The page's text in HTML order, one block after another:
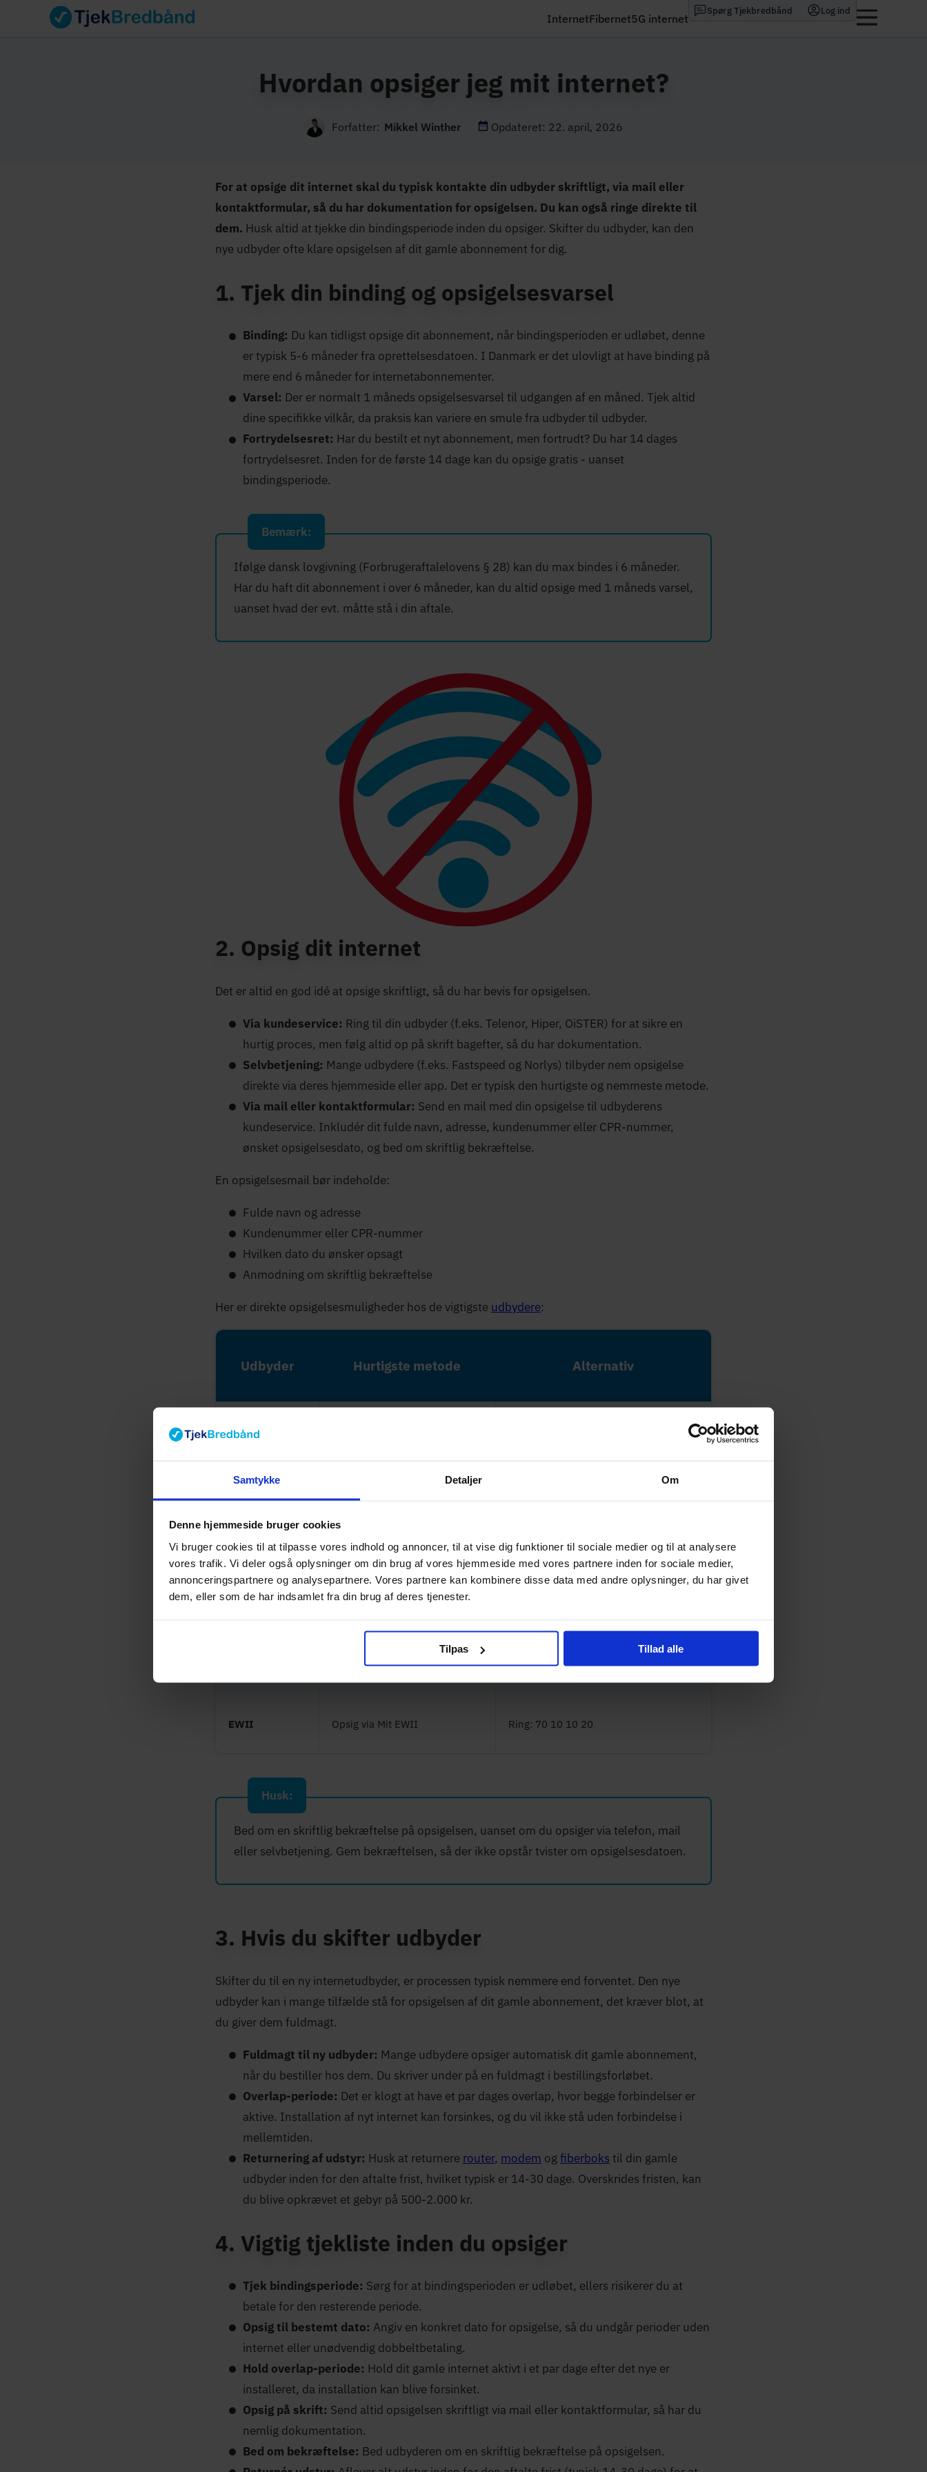
Samtykke Detaljer Om
Denne hjemmeside bruger cookies
Vi bruger cookies til at tilpasse vores indhold og annoncer, til at vise dig funktioner til sociale medier og til at analysere
vores trafik. Vi deler også oplysninger om din brug af vores hjemmeside med vores partnere inden for sociale medier,
annonceringspartnere og analysepartnere. Vores partnere kan kombinere disse data med andre oplysninger, du har givet
dem, eller som de har indsamlet fra din brug af deres tjenester.
Tilpas Tillad alle
InternetFibernet5G internet
Spørg Tjekbredbånd Log ind
Hvordan opsiger jeg mit internet?
Forfatter: Mikkel Winther Opdateret: 22. april, 2026
For at opsige dit internet skal du typisk kontakte din udbyder skriftligt, via mail eller
kontaktformular, så du har dokumentation for opsigelsen. Du kan også ringe direkte til
dem. Husk altid at tjekke din bindingsperiode inden du opsiger. Skifter du udbyder, kan den
nye udbyder ofte klare opsigelsen af dit gamle abonnement for dig.
1. Tjek din binding og opsigelsesvarsel
Binding: Du kan tidligst opsige dit abonnement, når bindingsperioden er udløbet, denne
er typisk 5-6 måneder fra oprettelsesdatoen. I Danmark er det ulovligt at have binding på
mere end 6 måneder for internetabonnementer.
Varsel: Der er normalt 1 måneds opsigelsesvarsel til udgangen af en måned. Tjek altid
dine specifikke vilkår, da praksis kan variere en smule fra udbyder til udbyder.
Fortrydelsesret: Har du bestilt et nyt abonnement, men fortrudt? Du har 14 dages
fortrydelsesret. Inden for de første 14 dage kan du opsige gratis - uanset
bindingsperiode.
Bemærk:
Ifølge dansk lovgivning (Forbrugeraftalelovens § 28) kan du max bindes i 6 måneder.
Har du haft dit abonnement i over 6 måneder, kan du altid opsige med 1 måneds varsel,
uanset hvad der evt. måtte stå i din aftale.
2. Opsig dit internet
Det er altid en god idé at opsige skriftligt, så du har bevis for opsigelsen.
Via kundeservice: Ring til din udbyder (f.eks. Telenor, Hiper, OiSTER) for at sikre en
hurtig proces, men følg altid op på skrift bagefter, så du har dokumentation.
Selvbetjening: Mange udbydere (f.eks. Fastspeed og Norlys) tilbyder nem opsigelse
direkte via deres hjemmeside eller app. Det er typisk den hurtigste og nemmeste metode.
Via mail eller kontaktformular: Send en mail med din opsigelse til udbyderens
kundeservice. Inkludér dit fulde navn, adresse, kundenummer eller CPR-nummer,
ønsket opsigelsesdato, og bed om skriftlig bekræftelse.
En opsigelsesmail bør indeholde:
Fulde navn og adresse
Kundenummer eller CPR-nummer
Hvilken dato du ønsker opsagt
Anmodning om skriftlig bekræftelse
Her er direkte opsigelsesmuligheder hos de vigtigste udbydere:
Udbyder Hurtigste metode Alternativ
Fastspeed
Norlys
Hiper Opsig via Mit Hiper app Chat eller mail via hiper.dk
Opsig via Mit Telenor
Opsig via OiSTER app Chat via oister.dk
EWII Opsig via Mit EWII Ring: 70 10 10 20
Husk:
Bed om en skriftlig bekræftelse på opsigelsen, uanset om du opsiger via telefon, mail
eller selvbetjening. Gem bekræftelsen, så der ikke opstår tvister om opsigelses­datoen.
3. Hvis du skifter udbyder
Skifter du til en ny internetudbyder, er processen typisk nemmere end forventet. Den nye
udbyder kan i mange tilfælde stå for opsigelsen af dit gamle abonnement, det kræver blot, at
du giver dem fuldmagt.
Fuldmagt til ny udbyder: Mange udbydere opsiger automatisk dit gamle abonnement,
når du bestiller hos dem. Du skriver under på en fuldmagt i bestillingsforløbet.
Overlap-periode: Det er klogt at have et par dages overlap, hvor begge forbindelser er
aktive. Installation af nyt internet kan forsinkes, og du vil ikke stå uden forbindelse i
mellemtiden.
Returnering af udstyr: Husk at returnere router, modem ogfiberboks til din gamle
udbyder inden for den aftalte frist, hvilket typisk er 14-30 dage. Overskrides fristen, kan
du blive opkrævet et gebyr på 500-2.000 kr.
4. Vigtig tjekliste inden du opsiger
Tjek bindingsperiode: Sørg for at bindingsperioden er udløbet, ellers risikerer du at
betale for den resterende periode.
Opsig til bestemt dato: Angiv en konkret dato for opsigelse, så du undgår perioder uden
internet eller unødvendig dobbeltbetaling.
Hold overlap-periode: Hold dit gamle internet aktivt i et par dage efter det nye er
installeret, da installation kan blive forsinket.
Opsig på skrift: Send altid opsigelsen skriftligt via mail eller kontaktformular, så har du
nemlig dokumentation.
Bed om bekræftelse: Bed udbyderen om en skriftlig bekræftelse på opsigelsen.